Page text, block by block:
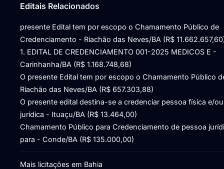
Editais Relacionados
presente Edital tem por escopo o Chamamento Público de
Credenciamento - Riachão das Neves/BA (R$
1. EDITAL DE CREDENCIAMENTO 001-2025 MEDICOS E -
Carinhanha/BA (R$ 1.168.748,68)
O presente Edital tem por escopo o Chamamento Público
Riachão das Neves/BA (R$ 657.303,88)
O presente edital destina-se a credenciar pessoa física e/ou
jurídica - Ituaçu/BA (R$ 13.464,00)
Chamamento Público para Credenciamento de pessoa
para - Conde/BA (R$ 135.000,00)
Mais licitações em Bahia